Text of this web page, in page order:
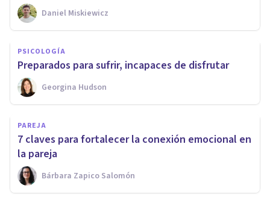
Daniel Miskiewicz
PSICOLOGÍA
Preparados para sufrir, incapaces de disfrutar
Georgina Hudson
PAREJA
7 claves para fortalecer la conexión emocional en
la pareja
Bárbara Zapico Salomón